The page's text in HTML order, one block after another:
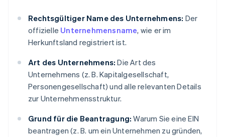
Rechtsgültiger Name des Unternehmens: Der
offizielle Unternehmensname, wie er im
Herkunftsland registriert ist.
Art des Unternehmens: Die Art des
Unternehmens (z. B. Kapitalgesellschaft,
Personengesellschaft) und alle relevanten Details
zur Unternehmensstruktur.
Grund für die Beantragung: Warum Sie eine EIN
beantragen (z. B. um ein Unternehmen zu gründen,